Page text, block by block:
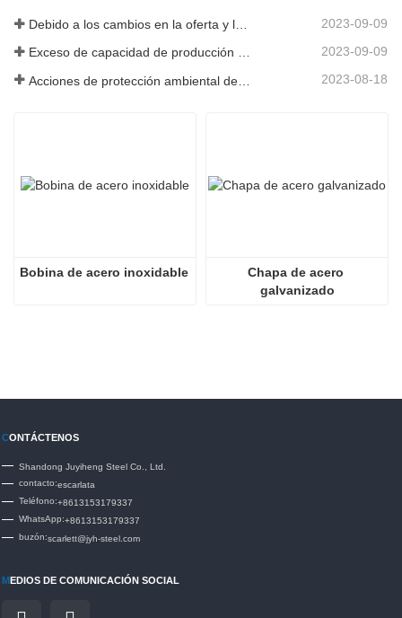
2023-09-09
Exceso de capacidad de producción en la industria siderúrgica 2023-09-09
2023-08-18
Bobina de acero inoxidable
Chapa de acero
galvanizado
CONTÁCTENOS
Shandong Juyiheng Steel Co., Ltd.
contacto:escarlata
Teléfono:+8613153179337
WhatsApp:+8613153179337
buzón:scarlett@jyh-steel.com
MEDIOS DE COMUNICACIÓN SOCIAL